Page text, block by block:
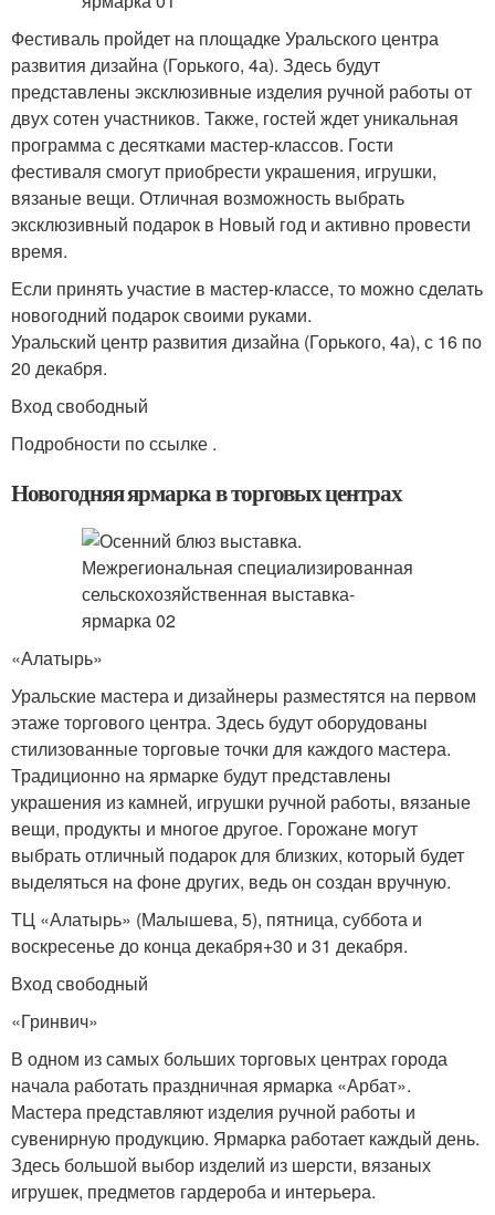
Фестиваль пройдет на площадке Уральского центра
развития дизайна (Горького, 4а). Здесь будут
представлены эксклюзивные изделия ручной работы от
двух сотен участников. Также, гостей ждет уникальная
программа с десятками мастер-классов. Гости
фестиваля смогут приобрести украшения, игрушки,
вязаные вещи. Отличная возможность выбрать
эксклюзивный подарок в Новый год и активно провести
время.
Если принять участие в мастер-классе, то можно сделать
новогодний подарок своими руками.
Уральский центр развития дизайна (Горького, 4а), с 16 по
20 декабря.
Вход свободный
Подробности по ссылке .
Новогодняя ярмарка в торговых центрах
«Алатырь»
Уральские мастера и дизайнеры разместятся на первом
этаже торгового центра. Здесь будут оборудованы
стилизованные торговые точки для каждого мастера.
Традиционно на ярмарке будут представлены
украшения из камней, игрушки ручной работы, вязаные
вещи, продукты и многое другое. Горожане могут
выбрать отличный подарок для близких, который будет
выделяться на фоне других, ведь он создан вручную.
ТЦ «Алатырь» (Малышева, 5), пятница, суббота и
воскресенье до конца декабря+30 и 31 декабря.
Вход свободный
«Гринвич»
В одном из самых больших торговых центрах города
начала работать праздничная ярмарка «Арбат».
Мастера представляют изделия ручной работы и
сувенирную продукцию. Ярмарка работает каждый день.
Здесь большой выбор изделий из шерсти, вязаных
игрушек, предметов гардероба и интерьера.